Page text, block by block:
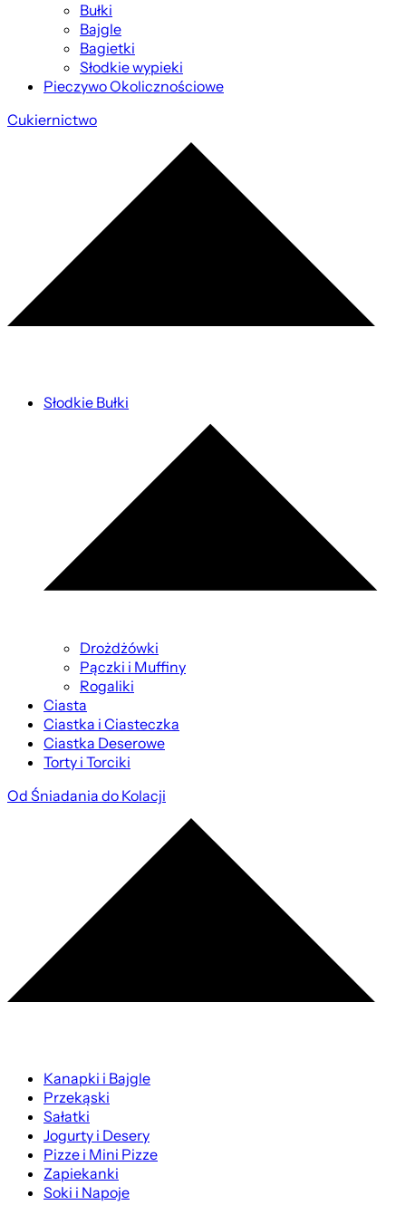
Bułki
Bajgle
Bagietki
Słodkie wypieki
Pieczywo Okolicznościowe
Cukiernictwo
Słodkie Bułki
Drożdżówki
Pączki i Muffiny
Rogaliki
Ciasta
Ciastka i Ciasteczka
Ciastka Deserowe
Torty i Torciki
Od Śniadania do Kolacji
Kanapki i Bajgle
Przekąski
Sałatki
Jogurty i Desery
Pizze i Mini Pizze
Zapiekanki
Soki i Napoje